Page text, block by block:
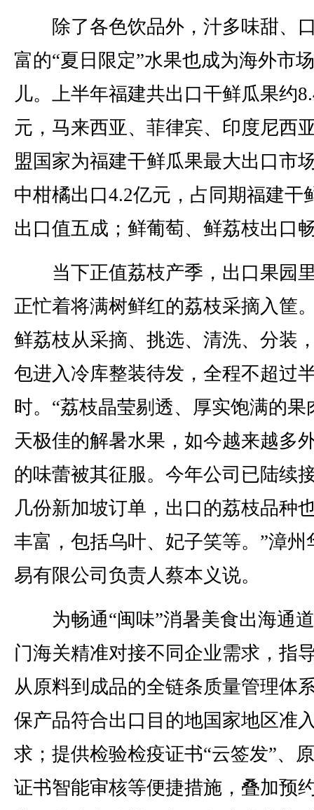
除了各色饮品外，汁多味甜、
富的“夏日限定”水果也成为海外市
儿。上半年福建共出口干鲜瓜果约
元，马来西亚、菲律宾、印度尼西
盟国家为福建干鲜瓜果最大出口市
中柑橘出口4.2亿元，占同期福建干
出口值五成；鲜葡萄、鲜荔枝出口
当下正值荔枝产季，出口果园
正忙着将满树鲜红的荔枝采摘入筐
鲜荔枝从采摘、挑选、清洗、分装
包进入冷库整装待发，全程不超过
时。“荔枝晶莹剔透、厚实饱满的果
天极佳的解暑水果，如今越来越多
的味蕾被其征服。今年公司已陆续
几份新加坡订单，出口的荔枝品种
丰富，包括乌叶、妃子笑等。”漳州
易有限公司负责人蔡本义说。
为畅通“闽味”消暑美食出海通
门海关精准对接不同企业需求，指
从原料到成品的全链条质量管理体
保产品符合出口目的地国家地区准
求；提供检验检疫证书“云签发”、
证书智能审核等便捷措施，叠加预